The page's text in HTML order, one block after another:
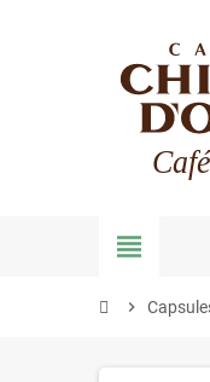
view_headline
chevron_right